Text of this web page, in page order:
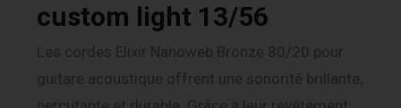
custom light 13/56
Les cordes Elixir Nanoweb Bronze 80/20 pour
guitare acoustique offrent une sonorité brillante,